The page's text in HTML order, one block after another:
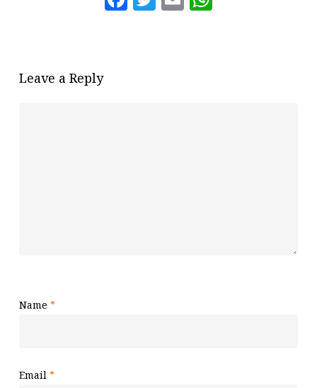
Leave a Reply
Name *
Email *